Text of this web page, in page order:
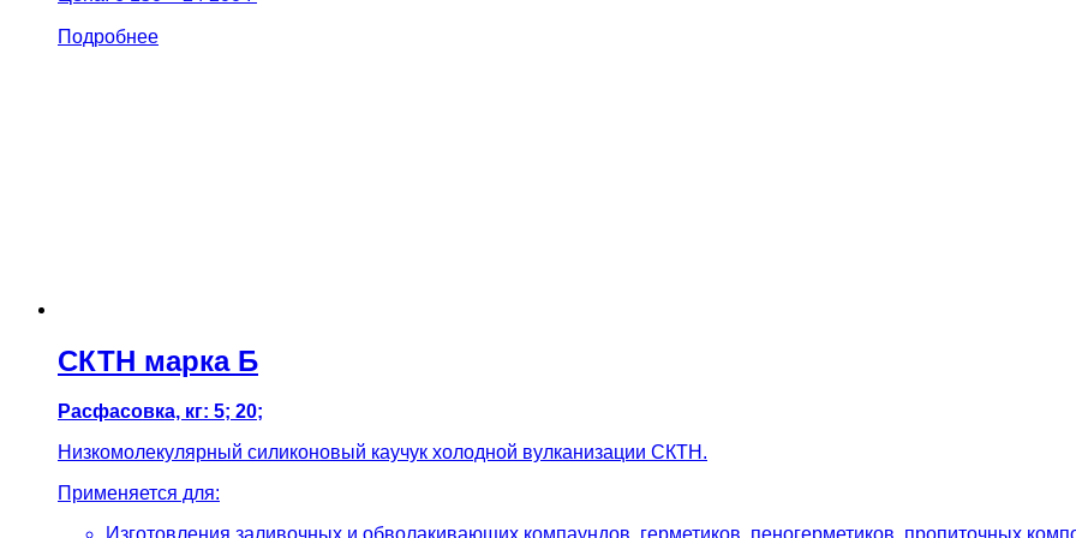
Подробнее
СКТН марка Б
Расфасовка, кг: 5; 20;
Низкомолекулярный силиконовый каучук холодной вулканизации СКТН.
Применяется для: